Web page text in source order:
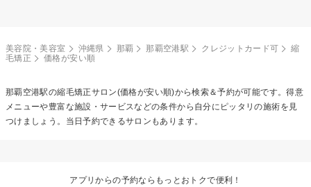
美容院・美容室 沖縄県 那覇 那覇空港駅 クレジットカード可
縮
毛矯正
価格が安い順
那覇空港駅の縮毛矯正サロン(価格が安い順)から検索＆予約が可能です。得意
メニューや豊富な施設・サービスなどの条件から自分にピッタリの施術を見
つけましょう。当日予約できるサロンもあります。
アプリからの予約ならもっとおトクで便利！